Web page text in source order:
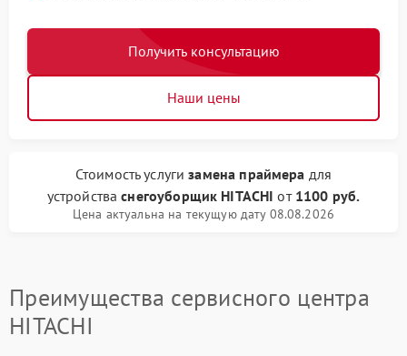
Получить консультацию
Наши цены
Стоимость услугизамена праймера для
устройстваснегоуборщик HITACHI от 1100 руб.
Цена актуальна на текущую дату 08.08.2026
Преимущества сервисного центра
HITACHI